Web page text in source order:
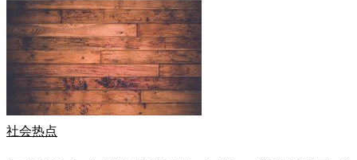
社会热点